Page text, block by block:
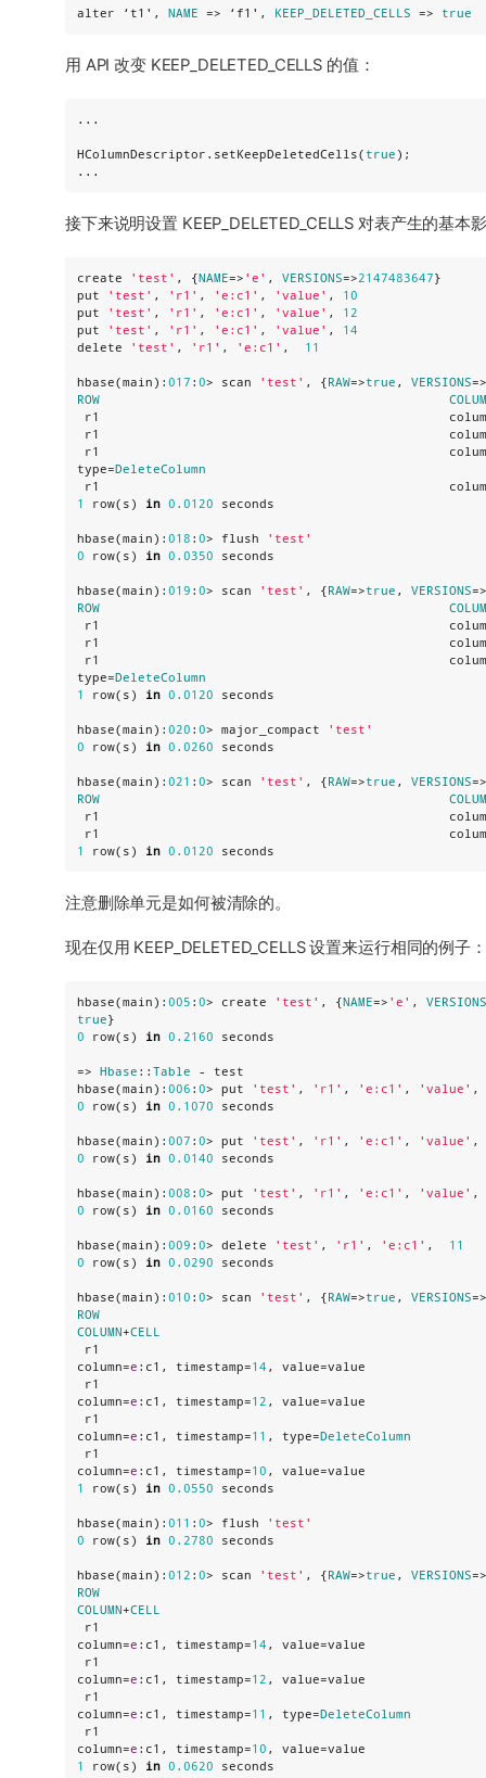
alter ‘t1′, NAME => ‘f1′, KEEP_DELETED_CELLS => true
用 API 改变 KEEP_DELETED_CELLS 的值：
...
HColumnDescriptor.setKeepDeletedCells(true );
...
接下来说明设置 KEEP_DELETED_CELLS 对表产生的基本
create 'test ' , {NAME=> 'e ' , VERSIONS=>2147483647}
put
'test ' , ' r1 ' , 'e:c1 ' , 'value ' , 10
put
'test ' , ' r1 ' , 'e:c1 ' , 'value ' , 12
put
'test ' , ' r1 ' , 'e:c1 ' , 'value ' , 14
delete
'test ' , ' r1 ' , 'e:c1 ' , 11
hbase(main):017 :0> scan 'test ' , {RAW=>true , VERSIONS
ROW
r1
r1
r1
type=DeleteColumn
r1
1
row(s) in 0.0120 seconds
hbase(main):01 8 :0> flush 'test '
0 row(s) in 0.0350 seconds
hbase(main):019 :0> scan 'test ' , {RAW=>true , VERSIONS
ROW
r1
r1
r1
type=DeleteColumn
1
row(s) in 0.0120 seconds
hbase(main):020 :0> major_compact 'test '
0 row(s) in 0.0260 seconds
hbase(main):021 :0> scan 'test ' , {RAW=>true , VERSIONS
ROW
r1
r1
1
row(s) in 0.0120 seconds
注意删除单元是如何被清除的。
现在仅用 KEEP_DELETED_CELLS 设置来运行相同的例子：
hbase(main):005 :0> create 'test ' , {NAME=> 'e ' ,
true
0 row(s) in 0.2160 seconds
=> Hbase ::Table - test
hbase(main):006 :0> put 'test ' , ' r1 ' , 'e:c1 ' , 'value '
0 row(s) in 0.1070 seconds
hbase(main):007 :0> put 'test ' , ' r1 ' , 'e:c1 ' , 'value '
0 row(s) in 0.0140 seconds
hbase(main):008 :0> put 'test ' , ' r1 ' , 'e:c1 ' , 'value '
0 row(s) in 0.0160 seconds
hbase(main):009 :0> delete 'test ' , ' r1 ' , 'e:c1 ' , 11
0 row(s) in 0.0290 seconds
hbase(main):010 :0> scan 'test ' , {RAW=>true , VERSIONS
ROW
COLUMN+CELL
column=e :c1, timestamp=14 , value=value
column=e :c1, timestamp=12 , value=value
column=e :c1, timestamp=11 , type=DeleteColumn
column=e :c1, timestamp=10
1
row(s) in 0.0550 seconds
hbase(main):011 :0> flush 'test '
0 row(s) in 0.2780 seconds
hbase(main):012 :0> scan 'test ' , {RAW=>true , VERSIONS
ROW
COLUMN+CELL
column=e :c1, timestamp=14 , value=value
column=e :c1, timestamp=12 , value=value
column=e :c1, timestamp=11 , type=DeleteColumn
column=e :c1, timestamp=10
1
row(s) in 0.0620 seconds